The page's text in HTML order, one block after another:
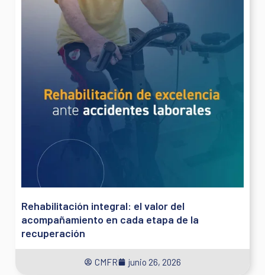
Rehabilitación integral: el valor del
acompañamiento en cada etapa de la
recuperación
CMFR junio 26, 2026